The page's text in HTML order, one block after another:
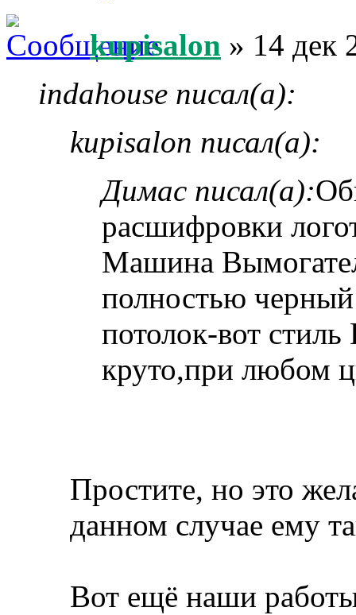
kupisalon » 14 дек
indahouse писал(а):
kupisalon писал(а):
Димас писал(а):
расшифровки
Машина
полностью
потолок-вот
круто,при любом
Простите, но это
данном случае ему
Вот ещё наши